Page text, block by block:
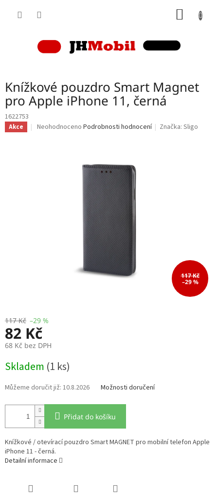
Knížkové pouzdro Smart Magnet
pro Apple iPhone 11, černá
1622753
Akce
Průměrné
Neohodnoceno Podrobnosti hodnocení Značka:Sligo
117 Kč
–29 %
117 Kč –29 %
82 Kč
68 Kč bez DPH
cena:
Skladem (1 ks)
10.8.2026 Možnosti doručení
Přidat do košíku
Knížkové / otevírací pouzdro Smart MAGNET pro mobilní telefon Apple
iPhone 11 - černá.
Detailní informace